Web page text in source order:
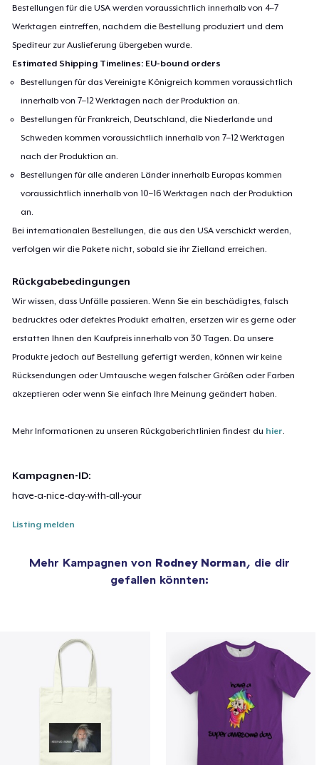
Bestellungen für die USA werden voraussichtlich innerhalb von 4–7
Werktagen eintreffen, nachdem die Bestellung produziert und dem
Spediteur zur Auslieferung übergeben wurde.
Estimated Shipping Timelines: EU-bound orders
Bestellungen für das Vereinigte Königreich kommen voraussichtlich
innerhalb von 7–12 Werktagen nach der Produktion an.
Bestellungen für Frankreich, Deutschland, die Niederlande und
Schweden kommen voraussichtlich innerhalb von 7–12 Werktagen
nach der Produktion an.
Bestellungen für alle anderen Länder innerhalb Europas kommen
voraussichtlich innerhalb von 10–16 Werktagen nach der Produktion
an.
Bei internationalen Bestellungen, die aus den USA verschickt werden,
verfolgen wir die Pakete nicht, sobald sie ihr Zielland erreichen.
Rückgabebedingungen
Wir wissen, dass Unfälle passieren. Wenn Sie ein beschädigtes, falsch
bedrucktes oder defektes Produkt erhalten, ersetzen wir es gerne oder
erstatten Ihnen den Kaufpreis innerhalb von 30 Tagen. Da unsere
Produkte jedoch auf Bestellung gefertigt werden, können wir keine
Rücksendungen oder Umtausche wegen falscher Größen oder Farben
akzeptieren oder wenn Sie einfach Ihre Meinung geändert haben.
Mehr Informationen zu unseren Rückgaberichtlinien findest du hier.
Kampagnen-ID:
have-a-nice-day-with-all-your
Listing melden
Mehr Kampagnen von Rodney Norman, die dir
gefallen könnten: